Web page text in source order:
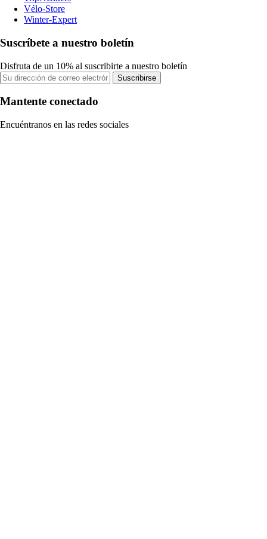
Vélo-Store
Winter-Expert
Suscríbete a nuestro boletín
Disfruta de un 10% al suscribirte a nuestro boletín
Suscribirse
Mantente conectado
Encuéntranos en las redes sociales